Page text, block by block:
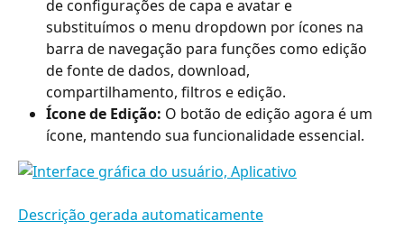
de configurações de capa e avatar e
substituímos o menu dropdown por ícones na
barra de navegação para funções como edição
de fonte de dados, download,
compartilhamento, filtros e edição.
Ícone de Edição: O botão de edição agora é um
ícone, mantendo sua funcionalidade essencial.